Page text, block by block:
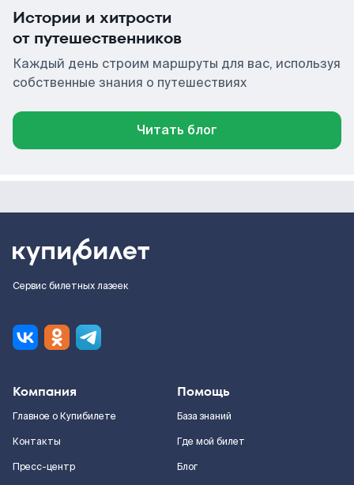
Истории и хитрости
от путешественников
Каждый день строим маршруты для вас, используя
собственные знания о путешествиях
Читать блог
Сервис билетных лазеек
Компания
Главное о Купибилете
Контакты
Пресс-центр
Помощь
База знаний
Где мой билет
Блог